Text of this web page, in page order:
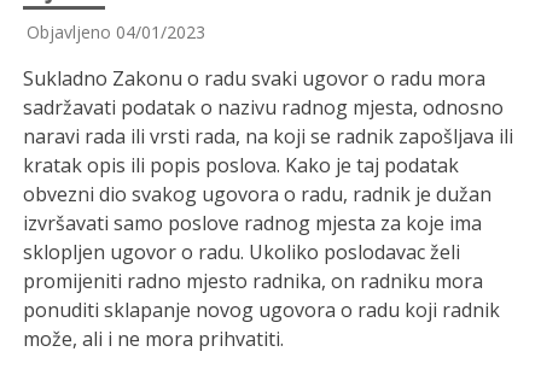
Objavljeno 04/01/2023
Sukladno Zakonu o radu svaki ugovor o radu mora
sadržavati podatak o nazivu radnog mjesta, odnosno
naravi rada ili vrsti rada, na koji se radnik zapošljava ili
kratak opis ili popis poslova. Kako je taj podatak
obvezni dio svakog ugovora o radu, radnik je dužan
izvršavati samo poslove radnog mjesta za koje ima
sklopljen ugovor o radu. Ukoliko poslodavac želi
promijeniti radno mjesto radnika, on radniku mora
ponuditi sklapanje novog ugovora o radu koji radnik
može, ali i ne mora prihvatiti.